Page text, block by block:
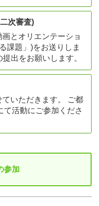
次審査)
とオリエンテーショ
課題」)をお送りしま
出をお願いします。
いただきます。 ご都
活動にご参加くださ
参加